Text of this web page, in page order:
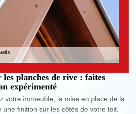
les planches de rive : faites
expérimenté
votre immeuble, la mise en place de la
une finition sur les côtés de votre toit.